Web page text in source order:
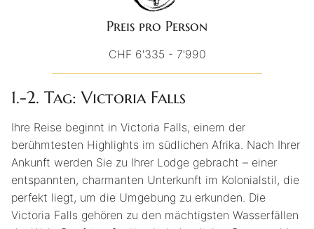
Preis pro Person
CHF 6'335 - 7'990
1.-2. Tag: Victoria Falls
Ihre Reise beginnt in Victoria Falls, einem der
berühmtesten Highlights im südlichen Afrika. Nach Ihrer
Ankunft werden Sie zu Ihrer Lodge gebracht – einer
entspannten, charmanten Unterkunft im Kolonialstil, die
perfekt liegt, um die Umgebung zu erkunden. Die
Victoria Falls gehören zu den mächtigsten Wasserfällen